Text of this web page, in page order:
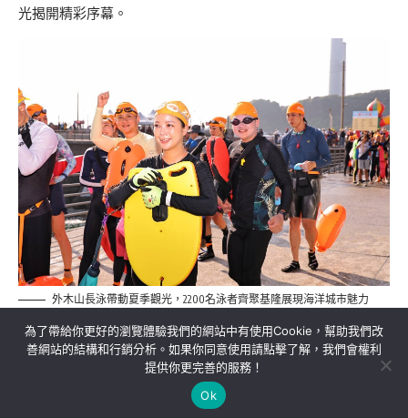
光揭開精彩序幕。
外木山長泳帶動夏季觀光，2200名泳者齊聚基隆展現海洋城市魅力
關於我們 隱私權政策 聯絡我們
Copyright©MORE News
為了帶給你更好的瀏覽體驗我們的網站中有使用Cookie，幫助我們改
善網站的結構和行銷分析。如果你同意使用請點擊了解，我們會權利
提供你更完善的服務！
Ok